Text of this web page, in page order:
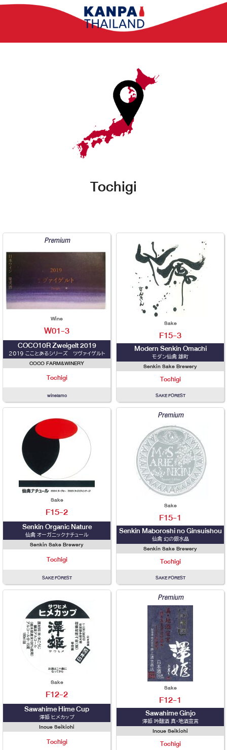
Tochigi
Premium
Wine
W01-3
COCO10R Zweigelt 2019
2019 こことあるシリーズ ツヴァイゲルト
COCO FARM&WINERY
Tochigi
winelamo
Sake
F15-3
Modern Senkin Omachi
モダン仙禽 雄町
Senkin Sake Brewery
Tochigi
SAKE FOREST
Sake
F15-2
Senkin Organic Nature
仙禽 オーガニックナチュール
Senkin Sake Brewery
Tochigi
SAKE FOREST
Premium
Sake
F15-1
Senkin Maboroshi no Ginsuishou
仙禽 幻の銀水晶
Senkin Sake Brewery
Tochigi
SAKE FOREST
Sake
F12-2
Sawahime Hime Cup
澤姫 ヒメカップ
Inoue Seikichi
Tochigi
Premium
Sake
F12-1
Sawahime Ginjo
澤姫 吟醸酒 真・地酒宣言
Inoue Seikichi
Tochigi